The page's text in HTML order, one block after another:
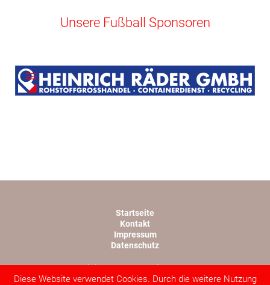
Unsere Fußball Sponsoren
Startseite
Kontakt
Impressum
Datenschutz
Copyright TSV 1945 Rothwesten e.V.
Webdesign von lopri.com
Diese Website verwendet Cookies. Durch die weitere Nutzung